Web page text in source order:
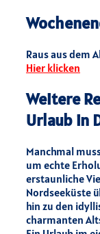
Raus aus dem
Hier klicken
Weitere
Urlaub in
Manchmal
um echte
erstaunliche
Nordseeküste
hin zu den
charmanten